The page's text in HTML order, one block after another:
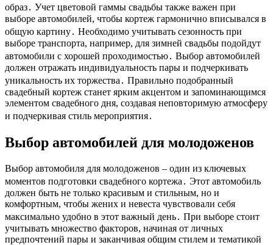
образ․ Учет цветовой гаммы свадьбы также важен при
выборе автомобилей, чтобы кортеж гармонично вписывался в
общую картину․ Необходимо учитывать сезонность при
выборе транспорта, например, для зимней свадьбы подойдут
автомобили с хорошей проходимостью․ Выбор автомобилей
должен отражать индивидуальность пары и подчеркивать
уникальность их торжества․ Правильно подобранный
свадебный кортеж станет ярким акцентом и запоминающимся
элементом свадебного дня, создавая неповторимую атмосферу
и подчеркивая стиль мероприятия․
Выбор автомобилей для молодоженов
Выбор автомобиля для молодоженов – один из ключевых
моментов подготовки свадебного кортежа․ Этот автомобиль
должен быть не только красивым и стильным, но и
комфортным, чтобы жених и невеста чувствовали себя
максимально удобно в этот важный день․ При выборе стоит
учитывать множество факторов, начиная от личных
предпочтений пары и заканчивая общим стилем и тематикой